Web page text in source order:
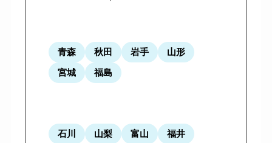
青森 秋田 岩手
山形
宮城
福島
石川 山梨 富山
福井